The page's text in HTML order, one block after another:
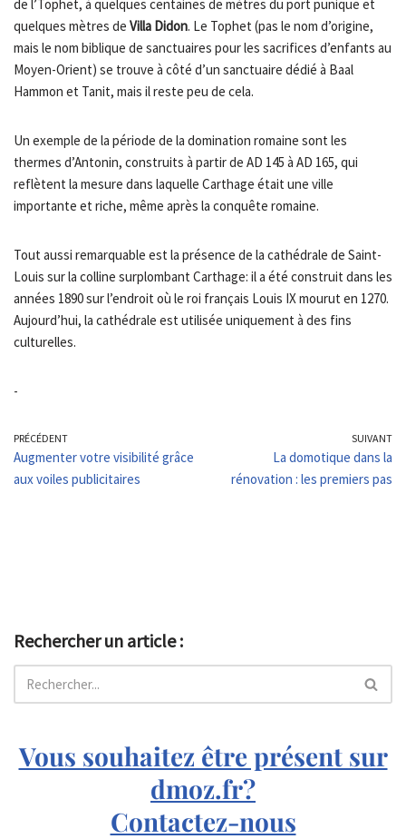
de l’Tophet, à quelques centaines de mètres du port punique et
quelques mètres de Villa Didon. Le Tophet (pas le nom d’origine,
mais le nom biblique de sanctuaires pour les sacrifices d’enfants au
Moyen-Orient) se trouve à côté d’un sanctuaire dédié à Baal
Hammon et Tanit, mais il reste peu de cela.
Un exemple de la période de la domination romaine sont les
thermes d’Antonin, construits à partir de AD 145 à AD 165, qui
reflètent la mesure dans laquelle Carthage était une ville
importante et riche, même après la conquête romaine.
Tout aussi remarquable est la présence de la cathédrale de Saint-
Louis sur la colline surplombant Carthage: il a été construit dans les
années 1890 sur l’endroit où le roi français Louis IX mourut en 1270.
Aujourd’hui, la cathédrale est utilisée uniquement à des fins
culturelles.
-
PRÉCÉDENT
Augmenter votre visibilité grâce
aux voiles publicitaires
SUIVANT
La domotique dans la
rénovation : les premiers pas
Rechercher un article :
Vous souhaitez être présent sur
dmoz.fr?
Contactez-nous